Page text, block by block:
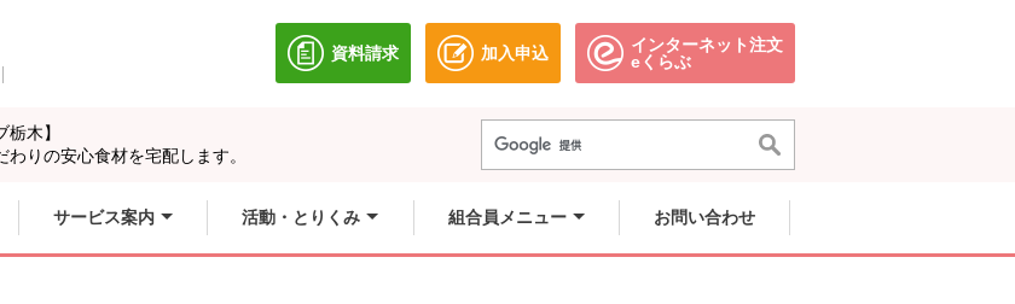
資料請求
別のウィンドウで開きます。
加入申込
別のウィンドウで開きます。
インターネット注文
eくらぶ別のウィンドウで開きます。
木】
りの安心食材を宅配します。
サービス案内 活動・とりくみ 組合員メニュー お問い合わせ